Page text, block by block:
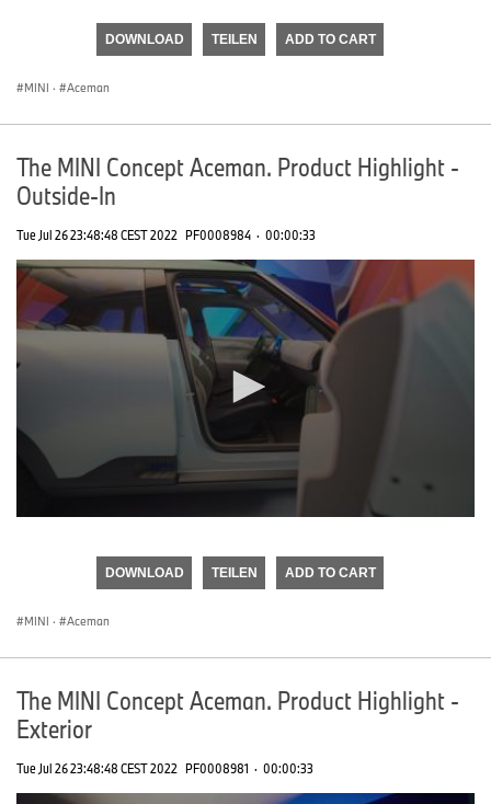
DOWNLOAD TEILEN ADD TO CART
MINI · Aceman
The MINI Concept Aceman. Product Highlight -
Outside-In
Tue Jul 26 23:48:48 CEST 2022 PF0008984 · 00:00:33
DOWNLOAD TEILEN ADD TO CART
MINI · Aceman
The MINI Concept Aceman. Product Highlight -
Exterior
Tue Jul 26 23:48:48 CEST 2022 PF0008981 · 00:00:33